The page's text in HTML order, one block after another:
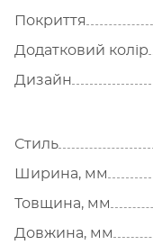
Покриття
Додатковий колір
Дизайн
Стиль
Ширина, мм
Товщина, мм
Довжина, мм